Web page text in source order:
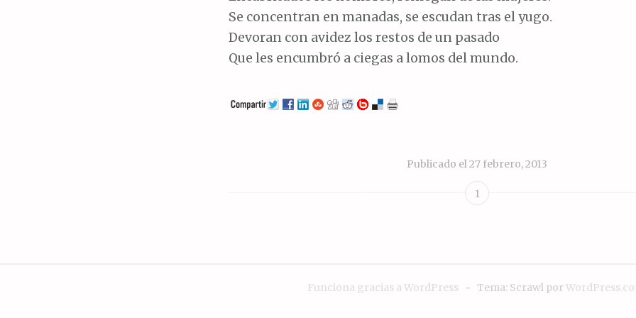
Se concentran en manadas, se escudan tras el yugo.
Devoran con avidez los restos de un pasado
Que les encumbró a ciegas a lomos del mundo.
Publicado el27 febrero, 2013
1
Funciona gracias a WordPress ~ Tema: Scrawl por